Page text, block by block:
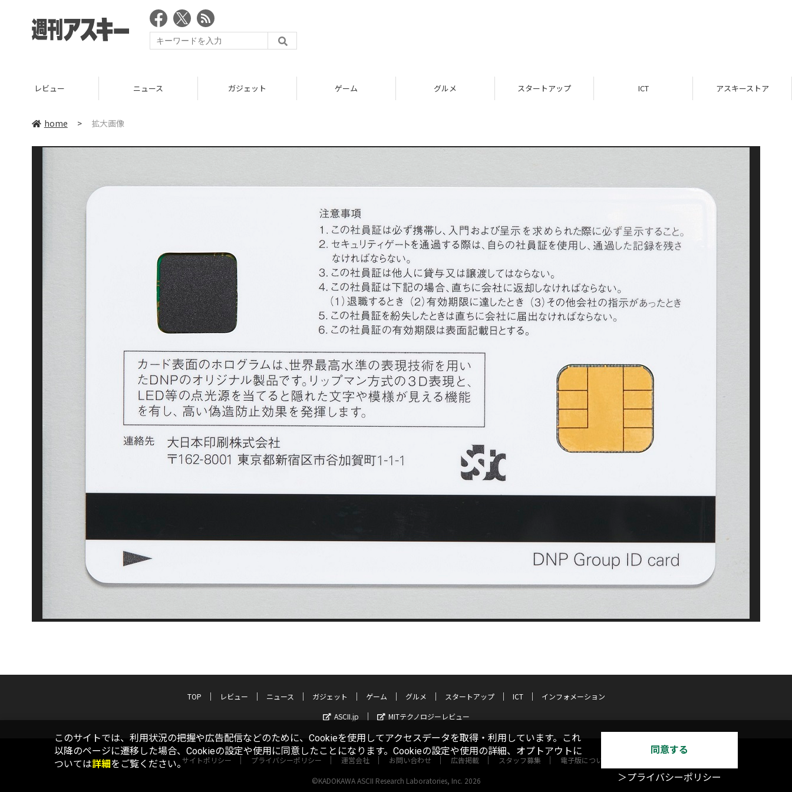
レビュー ニュース ガジェット ゲーム グルメ スタートアップ ICT アスキーストア
home > 拡大画像
TOP レビュー ニュース ガジェット ゲーム グルメ スタートアップ ICT
インフォメーション
ASCII.jp
MITテクノロジーレビュー
サイトポリシー プライバシーポリシー 運営会社 お問い合わせ 広告掲載 スタッフ募集 電子版について
©KADOKAWA ASCII Research Laboratories, Inc. 2026
このサイトでは、利用状況の把握や広告配信などのために、Cookieを使用してアクセスデータを取得・利用しています。これ
以降のページに遷移した場合、Cookieの設定や使用に同意したことになります。Cookieの設定や使用の詳細、オプトアウトに
ついては詳細をご覧ください。
同意する
＞プライバシーポリシー